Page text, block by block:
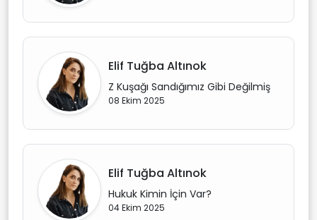
Elif Tuğba Altınok
Z Kuşağı Sandığımız Gibi Değilmiş
08 Ekim 2025
Elif Tuğba Altınok
Hukuk Kimin İçin Var?
04 Ekim 2025